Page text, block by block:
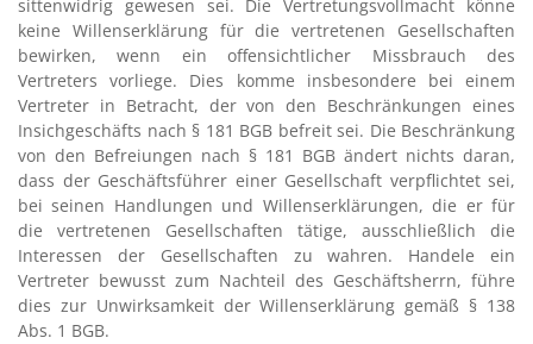
sittenwidrig gewesen sei. Die Vertretungsvollmacht könne
keine Willenserklärung für die vertretenen Gesellschaften
bewirken, wenn ein offensichtlicher Missbrauch des
Vertreters vorliege. Dies komme insbesondere bei einem
Vertreter in Betracht, der von den Beschränkungen eines
Insichgeschäfts nach § 181 BGB befreit sei. Die Beschränkung
von den Befreiungen nach § 181 BGB ändert nichts daran,
dass der Geschäftsführer einer Gesellschaft verpflichtet sei,
bei seinen Handlungen und Willenserklärungen, die er für
die vertretenen Gesellschaften tätige, ausschließlich die
Interessen der Gesellschaften zu wahren. Handele ein
Vertreter bewusst zum Nachteil des Geschäftsherrn, führe
dies zur Unwirksamkeit der Willenserklärung gemäß § 138
Abs. 1 BGB.